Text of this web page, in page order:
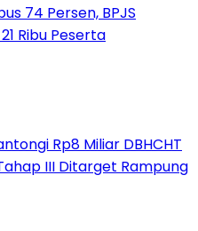
74 Persen, BPJS
Ribu Peserta
Rp8 Miliar DBHCHT
III Ditarget Rampung